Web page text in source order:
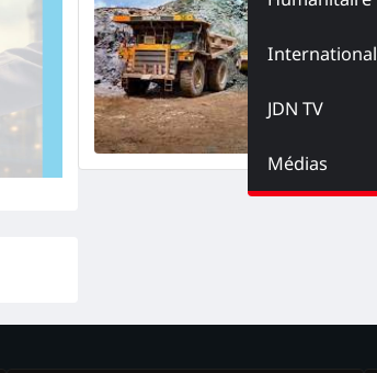
International
JDN TV
Médias